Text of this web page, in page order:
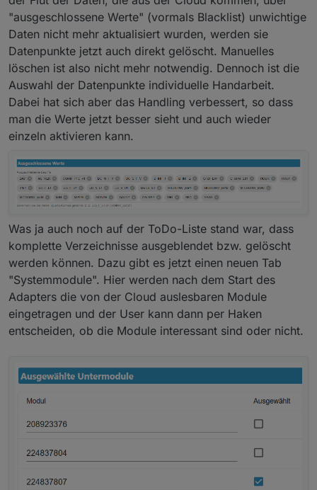
"ausgeschlossene Werte" (vormals Blacklist) unwichtige
Daten nicht mehr aktualisiert wurden, werden sie
Datenpunkte jetzt auch direkt gelöscht. Manuelles
löschen ist also nicht mehr notwendig. Dennoch ist die
Auswahl der Datenpunkte individuelle Handarbeit.
Dabei hat sich aber das Handling verbessert, so dass
man die Werte jetzt besser sieht und auch wieder
einzeln aktivieren kann.
Was ja auch noch auf der ToDo-Liste stand war, dass
komplette Verzeichnisse ausgeblendet bzw. gelöscht
werden können. Dazu gibt es jetzt einen neuen Tab
"Systemmodule". Hier werden nach dem Start des
Adapters die von der Cloud auslesbaren Module
eingetragen und der User kann dann per Haken
entscheiden, ob die Module interessant sind oder nicht.